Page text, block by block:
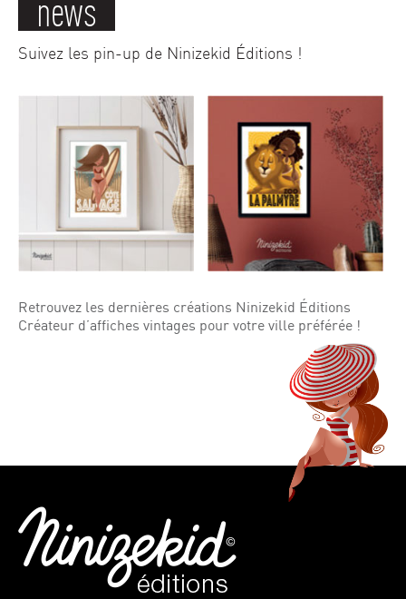
news
Suivez les pin-up de Ninizekid Éditions !
Retrouvez les dernières créations Ninizekid Éditions
Créateur d’affiches vintages pour votre ville préférée !